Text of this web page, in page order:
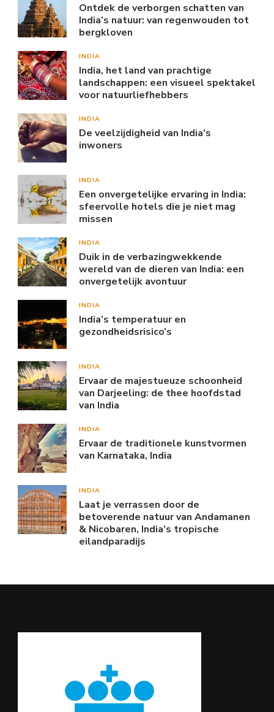
Ontdek de verborgen schatten van
India’s natuur: van regenwouden tot
bergkloven
INDIA
India, het land van prachtige
landschappen: een visueel spektakel
voor natuurliefhebbers
INDIA
De veelzijdigheid van India’s
inwoners
INDIA
Een onvergetelijke ervaring in India:
sfeervolle hotels die je niet mag
missen
INDIA
Duik in de verbazingwekkende
wereld van de dieren van India: een
onvergetelijk avontuur
INDIA
India’s temperatuur en
gezondheidsrisico’s
INDIA
Ervaar de majestueuze schoonheid
van Darjeeling: de thee hoofdstad
van India
INDIA
Ervaar de traditionele kunstvormen
van Karnataka, India
INDIA
Laat je verrassen door de
betoverende natuur van Andamanen
& Nicobaren, India’s tropische
eilandparadijs